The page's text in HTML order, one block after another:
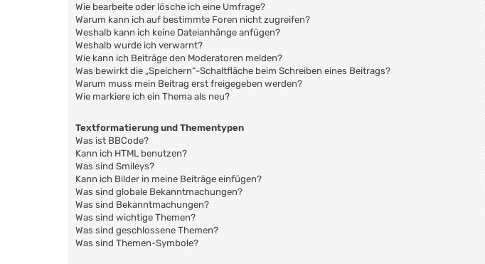
Wie bearbeite oder lösche ich eine Umfrage?
Warum kann ich auf bestimmte Foren nicht zugreifen?
Weshalb kann ich keine Dateianhänge anfügen?
Weshalb wurde ich verwarnt?
Wie kann ich Beiträge den Moderatoren melden?
Was bewirkt die „Speichern“-Schaltfläche beim Schreiben eines Beitrags?
Warum muss mein Beitrag erst freigegeben werden?
Wie markiere ich ein Thema als neu?
Textformatierung und Thementypen
Was ist BBCode?
Kann ich HTML benutzen?
Was sind Smileys?
Kann ich Bilder in meine Beiträge einfügen?
Was sind globale Bekanntmachungen?
Was sind Bekanntmachungen?
Was sind wichtige Themen?
Was sind geschlossene Themen?
Was sind Themen-Symbole?